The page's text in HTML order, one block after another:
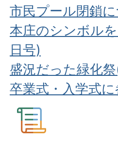
市民プール閉鎖
本庄のシンボル
日号)
盛況だった緑化
卒業式・入学式